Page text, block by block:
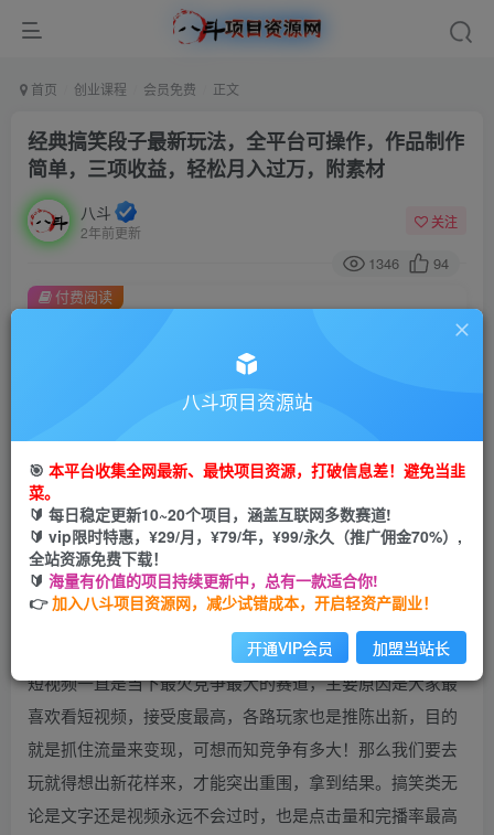
首页 创业课程 会员免费 正文
经典搞笑段子最新玩法，全平台可操作，作品制作
简单，三项收益，轻松月入过万，附素材
八斗
2年前更新
关注
1346 94
此内容为付费阅读，请付费后查看
金币9.9 金币99
会员免费
您当前未登录！建议登陆后购买，可保存购买订单
付费阅读
短视频一直是当下最火竞争最大的赛道，主要原因是大家最
喜欢看短视频，接受度最高，各路玩家也是推陈出新，目的
就是抓住流量来变现，可想而知竞争有多大！那么我们要去
玩就得想出新花样来，才能突出重围，拿到结果。搞笑类无
论是文字还是视频永远不会过时，也是点击量和完播率最高
八斗项目资源站
🎯 本平台收集全网最新、最快项目资源，打破信息差！避免当韭
菜。
🔰 每日稳定更新10~20个项目，涵盖互联网多数赛道!
🔰 vip限时特惠，¥29/月，¥79/年，¥99/永久（推广佣金70%）,
全站资源免费下载！
🔰 海量有价值的项目持续更新中，总有一款适合你!
👉加入八斗项目资源网，减少试错成本，开启轻资产副业！
开通VIP会员 加盟当站长